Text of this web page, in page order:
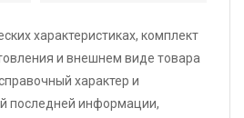
характеристиках, комплект
и внешнем виде товара
характер и
последней информации,